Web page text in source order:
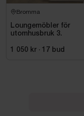
Bromma
Loungemöbler för
utomhusbruk 3.
1 050 kr · 17 bud